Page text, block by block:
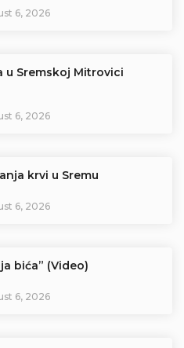
6, 2026
u Sremskoj Mitrovici
6, 2026
krvi u Sremu
6, 2026
bića” (Video)
6, 2026